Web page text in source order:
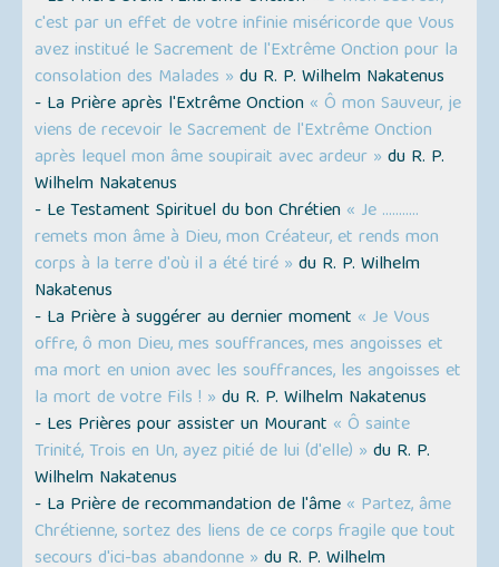
c'est par un effet de votre infinie miséricorde que Vous
avez institué le Sacrement de l'Extrême Onction pour la
consolation des Malades » du R. P. Wilhelm Nakatenus
- La Prière après l'Extrême Onction « Ô mon Sauveur, je
viens de recevoir le Sacrement de l'Extrême Onction
après lequel mon âme soupirait avec ardeur » du R. P.
Wilhelm Nakatenus
- Le Testament Spirituel du bon Chrétien « Je ...........
remets mon âme à Dieu, mon Créateur, et rends mon
corps à la terre d'où il a été tiré » du R. P. Wilhelm
Nakatenus
- La Prière à suggérer au dernier moment « Je Vous
offre, ô mon Dieu, mes souffrances, mes angoisses et
ma mort en union avec les souffrances, les angoisses et
la mort de votre Fils ! » du R. P. Wilhelm Nakatenus
- Les Prières pour assister un Mourant « Ô sainte
Trinité, Trois en Un, ayez pitié de lui (d'elle) » du R. P.
Wilhelm Nakatenus
- La Prière de recommandation de l'âme « Partez, âme
Chrétienne, sortez des liens de ce corps fragile que tout
secours d'ici-bas abandonne » du R. P. Wilhelm